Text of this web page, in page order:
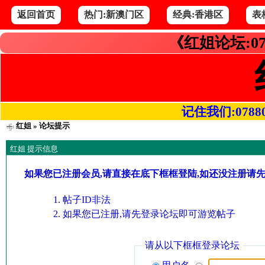
返回首页 热门:新澳门区 经典:香港区 表
《红姐论坛
记住我们
红姐» 论坛提示
红姐 提示信息
如果您已注册会员,请直接在底下框框登陆,如还没注册请
帖子ID非法
如果您已注册,请先登录论坛即可游览帖子
请从以下框框登录论坛